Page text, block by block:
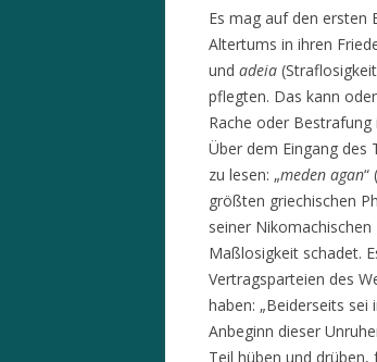
Es mag auf den ersten
Altertums in ihren
und adeia
pflegten. Das kann
Rache oder
Über dem Eingang des
zu lesen: „meden agan“
größten griechischen
seiner
Maßlosigkeit schadet.
Vertragsparteien des
haben: „Beiderseits
Anbeginn dieser
Teil hüben und